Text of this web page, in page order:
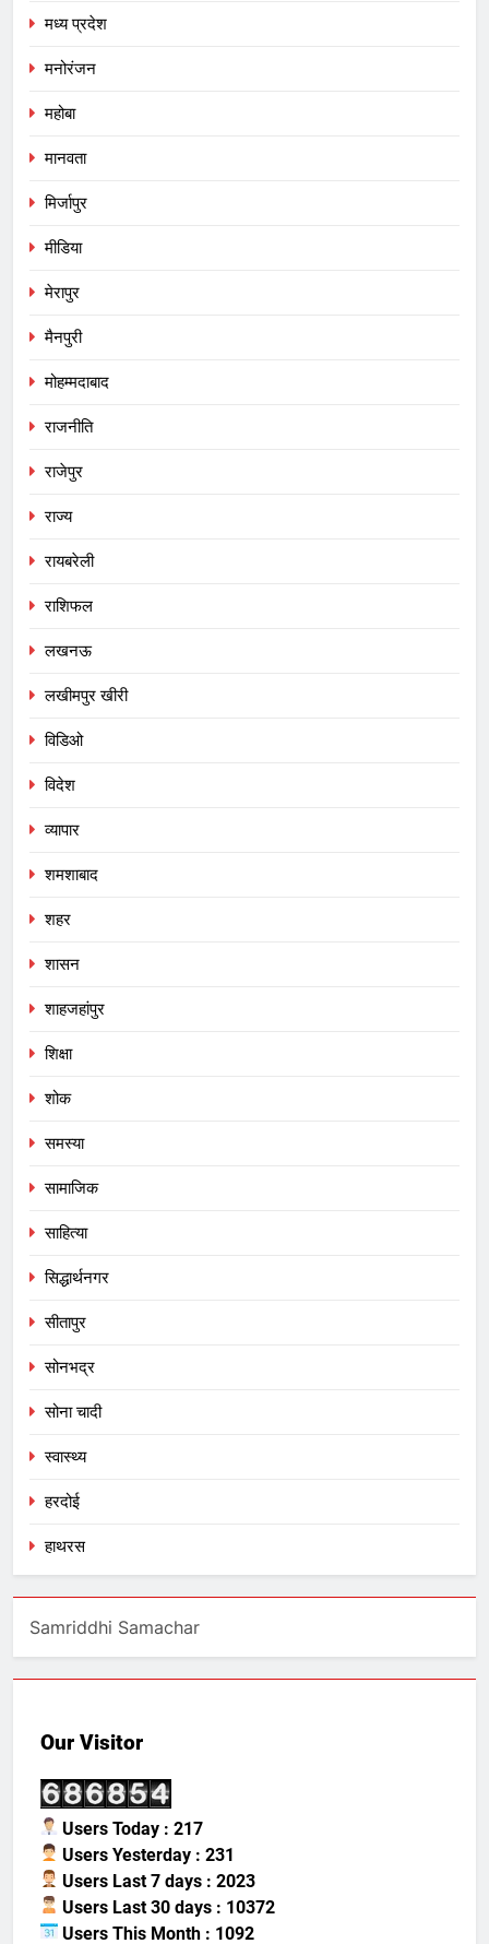
मध्य प्रदेश
मनोरंजन
महोबा
मानवता
मिर्जापुर
मीडिया
मेरापुर
मैनपुरी
मोहम्मदाबाद
राजनीति
राजेपुर
राज्य
रायबरेली
राशिफल
लखनऊ
लखीमपुर खीरी
विडिओ
विदेश
व्यापार
शमशाबाद
शहर
शासन
शाहजहांपुर
शिक्षा
शोक
समस्या
सामाजिक
साहित्या
सिद्धार्थनगर
सीतापुर
सोनभद्र
सोना चादी
स्वास्थ्य
हरदोई
हाथरस
Samriddhi Samachar
Our Visitor
Users Today : 217
Users Yesterday : 231
Users Last 7 days : 2023
Users Last 30 days : 10372
Users This Month : 1092